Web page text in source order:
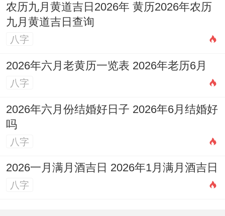
农历九月黄道吉日2026年 黄历2026年农历
九月黄道吉日查询
八字
2026年六月老黄历一览表 2026年老历6月
八字
2026年六月份结婚好日子 2026年6月结婚好
吗
八字
2026一月满月酒吉日 2026年1月满月酒吉日
八字